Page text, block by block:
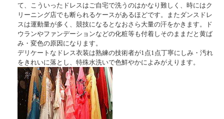
て、こういったドレスはご自宅で洗うのはかなり難しく、時にはク
リーニング店でも断られるケースがあるほどです。またダンスドレ
スは運動量が多く、競技になるとなおさら大量の汗をかきます。ド
ウランやファンデーションなどの化粧等も付着しそのままだと黄ば
み・変色の原因になります。
デリケートなドレス衣装は熟練の技術者が1点1点丁寧にしみ・汚れ
をきれいに落とし、特殊水洗いで色鮮やかによみがえります。